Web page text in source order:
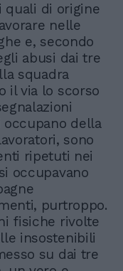
quali di origine
nelle
e, secondo
abusi dai tre
squadra
il via lo scorso
occupano della
sono
ripetuti nei
occupavano
purtroppo.
fisiche rivolte
insostenibili
su dai tre